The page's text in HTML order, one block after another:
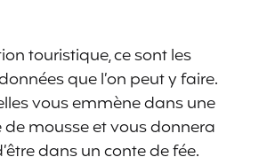
touristique, ce sont les
que l’on peut y faire.
elles vous emmène dans une
mousse et vous donnera
dans un conte de fée.